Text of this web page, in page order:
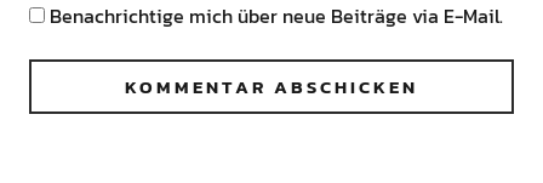
Benachrichtige mich über neue Beiträge via E-Mail.